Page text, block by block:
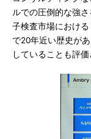
ルでの圧倒的な強
子検査市場におけ
で20年近い歴史が
していることも評価